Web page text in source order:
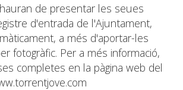
de presentar les seues
d'entrada de l'Ajuntament,
a més d'aportar-les
fotogràfic. Per a més informació,
completes en la pàgina web del